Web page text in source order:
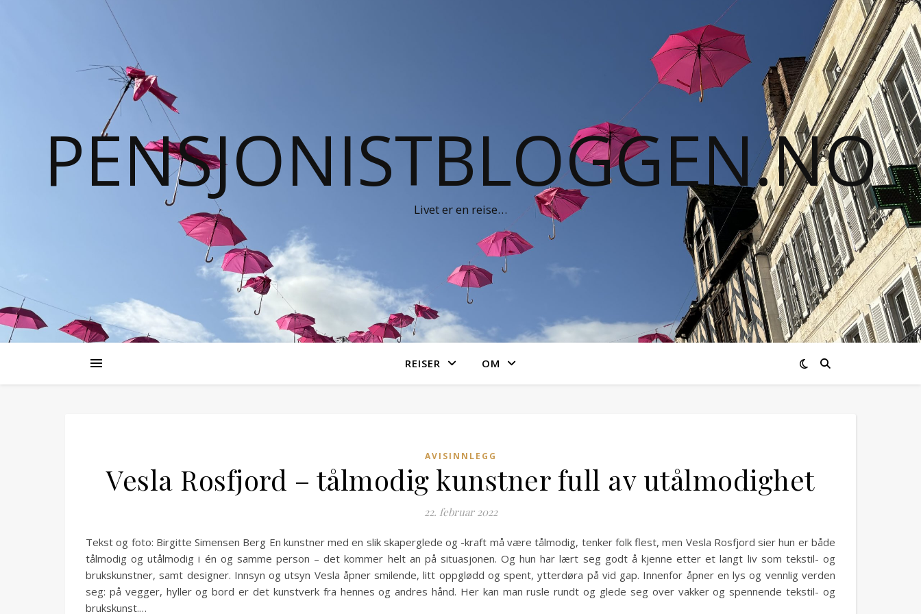
PENSJONISTBLOGGEN.NO
Livet er en reise…
REISER OM
AVISINNLEGG
Vesla Rosfjord – tålmodig kunstner full av utålmodighet
22. februar 2022
Tekst og foto: Birgitte Simensen Berg En kunstner med en slik skaperglede og -kraft må være tålmodig, tenker folk flest, men Vesla Rosfjord sier hun er både
tålmodig og utålmodig i én og samme person – det kommer helt an på situasjonen. Og hun har lært seg godt å kjenne etter et langt liv som tekstil- og
brukskunstner, samt designer. Innsyn og utsyn Vesla åpner smilende, litt oppglødd og spent, ytterdøra på vid gap. Innenfor åpner en lys og vennlig verden
seg: på vegger, hyller og bord er det kunstverk fra hennes og andres hånd. Her kan man rusle rundt og glede seg over vakker og spennende tekstil- og
brukskunst.…